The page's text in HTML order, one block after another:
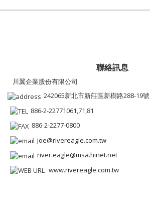
聯絡訊息
川翼企業股份有限公司
242065新北市新莊區新樹路288-19號
886-2-22771061,71,81
886-2-2277-0800
joe@rivereagle.com.tw
river.eagle@msa.hinet.net
www.rivereagle.com.tw